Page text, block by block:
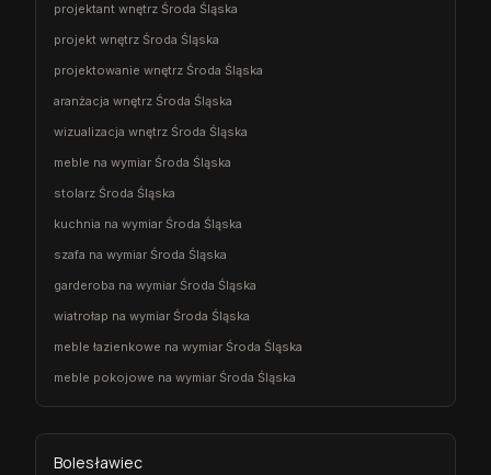
projektant wnętrz Środa Śląska
projekt wnętrz Środa Śląska
projektowanie wnętrz Środa Śląska
aranżacja wnętrz Środa Śląska
wizualizacja wnętrz Środa Śląska
meble na wymiar Środa Śląska
stolarz Środa Śląska
kuchnia na wymiar Środa Śląska
szafa na wymiar Środa Śląska
garderoba na wymiar Środa Śląska
wiatrołap na wymiar Środa Śląska
meble łazienkowe na wymiar Środa Śląska
meble pokojowe na wymiar Środa Śląska
Bolesławiec